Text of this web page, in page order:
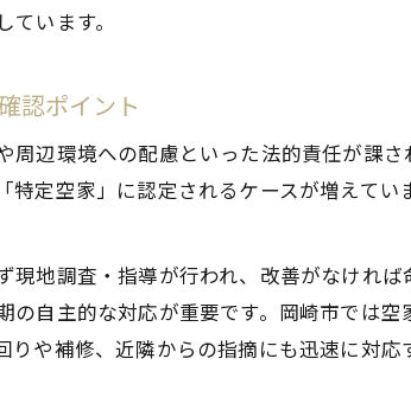
岡崎市空家バンクの
相談から登録まで空家
空家バンクでの管理・
います。
認ポイント
周辺環境への配慮といった法的責任が課
特定空家」に認定されるケースが増えて
現地調査・指導が行われ、改善がなけれ
の自主的な対応が重要です。岡崎市では
や補修、近隣からの指摘にも迅速に対応